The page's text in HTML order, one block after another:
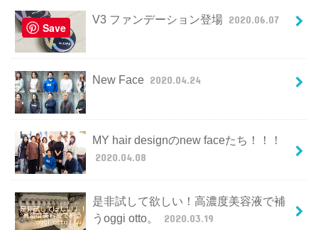
V3 ファンデーション登場 2020.06.07
New Face 2020.04.24
MY hair designのnew faceたち！！！
2020.04.08
是非試して欲しい！高濃度美容液で補
うoggi otto。
2020.03.19
Save